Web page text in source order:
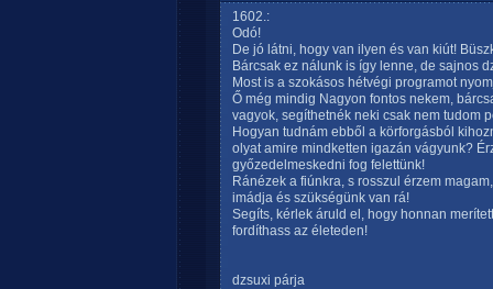
1602.:
Odó!
De jó látni, hogy van ilyen és van kiút!
Bárcsak ez nálunk is így lenne, de sajnos
Most is a szokásos hétvégi programot
Ő még mindig Nagyon fontos nekem,
vagyok, segíthetnék neki csak nem tudom
Hogyan tudnám ebből a körforgásból
olyat amire mindketten igazán vágyunk?
győzedelmeskedni fog felettünk!
Ránézek a fiúnkra, s rosszul érzem
imádja és szükségünk van rá!
Segíts, kérlek áruld el, hogy honnan
fordíthass az életeden!
dzsuxi párja